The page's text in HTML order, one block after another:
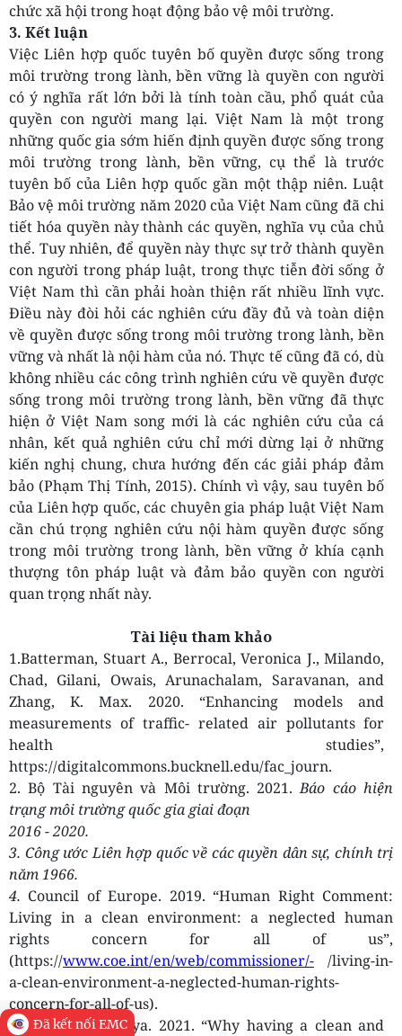
chức xã hội trong hoạt động bảo vệ môi trường.
3. Kếtluận
Việc Liên hợp quốc tuyên bố quyền được sống trong
môi trường trong lành, bền vững là quyền con người
có ý nghĩa rất lớn bởi là tính toàn cầu, phổ quát của
quyền con người mang lại. Việt Nam là một trong
những quốc gia sớm hiến định quyền được sống trong
môi trường trong lành, bền vững, cụ thể là trước
tuyên bố của Liên hợp quốc gần một thập niên. Luật
Bảo vệ môi trường năm 2020 của Việt Nam cũng đã chi
tiết hóa quyền này thành các quyền, nghĩa vụ của chủ
thể. Tuy nhiên, để quyền này thực sự trở thành quyền
con người trong pháp luật, trong thực tiễn đời sống ở
Việt Nam thì cần phải hoàn thiện rất nhiều lĩnh vực.
Điều này đòi hỏi các nghiên cứu đầy đủ và toàn diện
về quyền được sống trong môi trường trong lành, bền
vững và nhất là nội hàm của nó. Thực tế cũng đã có, dù
không nhiều các công trình nghiên cứu về quyền được
sống trong môi trường trong lành, bền vững đã thực
hiện ở Việt Nam song mới là các nghiên cứu của cá
nhân, kết quả nghiên cứu chỉ mới dừng lại ở những
kiến nghị chung, chưa hướng đến các giải pháp đảm
bảo (Phạm Thị Tính, 2015). Chính vì vậy, sau tuyên bố
của Liên hợp quốc, các chuyên gia pháp luật Việt Nam
cần chú trọng nghiên cứu nội hàm quyền được sống
trong môi trường trong lành, bền vững ở khía cạnh
thượng tôn pháp luật và đảm bảo quyền con người
quan trọng nhất này.
Tài liệu tham khảo
1.Batterman, Stuart A., Berrocal, Veronica J., Milando,
Chad, Gilani, Owais, Arunachalam, Saravanan, and
Zhang, K. Max. 2020. “Enhancing models and
measurements of traffic- related air pollutants for
health studies”,
https://digitalcommons.bucknell.edu/fac_journ.
2. Bộ Tài nguyên và Môi trường. 2021.Báo cáo hiện
trạng môi trường quốc gia giai đoạn
2016 - 2020.
3. Công ước Liên hợp quốc về các quyền dân sự, chính trị
năm 1966.
4. Council of Europe. 2019. “Human Right Comment:
Living in a clean environment: a neglected human
rights concern for all of us”,
(https://www.coe.int/en/web/commissioner/- /living-in-
a-clean-environment-a-neglected-human-rights-
concern-for-all-of-us).
5. David Sangokoya. 2021. “Why having a clean and
Đã kết nối EMC